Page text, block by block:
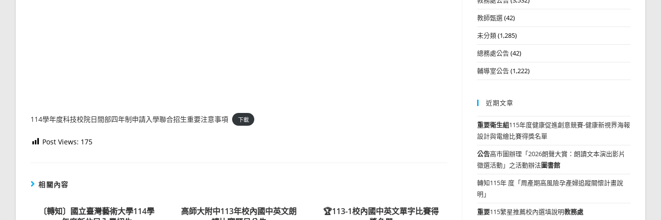
114學年度科技校院日間部四年制申請入學聯合招生重要注意事項 下載
Post Views: 175
相關內容
〔轉知〕國立臺灣藝術大學114學
高師大附中113年校內國中英文朗
🏆113-1校內國中英文單字比賽得
教師甄選(42)
未分類(1,285)
總務處公告(42)
輔導室公告(1,222)
近期文章
重要衛生組115年度健康促進創意競賽-健康新視界海報
設計與電繪比賽得獎名單
公告高市圖辦理「2026朗聲大賞：朗讀文本演出影片
徵選活動」之活動辦法圖書館
轉知115年 度「周產期高風險孕產婦追蹤關懷計畫說
明」
重要115繁星推薦校內選填說明教務處